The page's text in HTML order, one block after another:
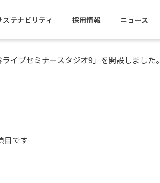
ステナビリティ 採用情報 ニュース
イブセミナースタジオ9」を開設しました。
目です